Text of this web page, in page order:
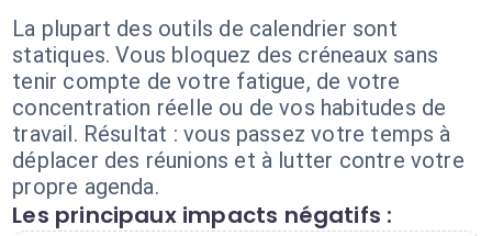
La plupart des outils de calendrier sont
statiques. Vous bloquez des créneaux sans
tenir compte de votre fatigue, de votre
concentration réelle ou de vos habitudes de
travail. Résultat : vous passez votre temps à
déplacer des réunions et à lutter contre votre
propre agenda.
Les principaux impacts négatifs :